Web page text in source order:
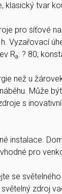
klasický tvar
pro síťové
Vyzařovací
Ra: ? 80;
než u
Může
s
instalace.
pro
se
zdroj